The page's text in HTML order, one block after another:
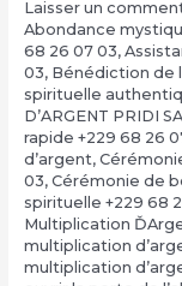
Laisser un
Abondance
68 26 07 03,
03, Bénédiction de
spirituelle
D’ARGENT PRIDI
rapide +229 68 26
d’argent,
03, Cérémonie de
spirituelle +229 68
Multiplication
multiplication
multiplication